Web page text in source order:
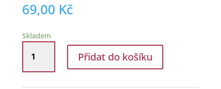
69,00 Kč
Skladem
tuhé
přírodní
Přidat do košíku